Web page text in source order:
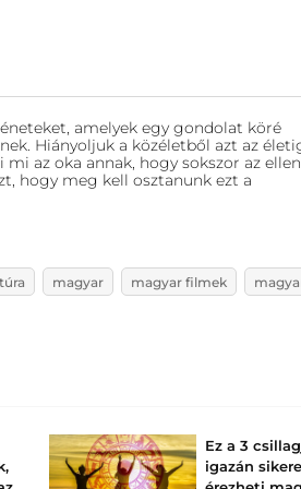
amelyek egy gondolat köré
Hiányoljuk a közéletből azt az
az oka annak, hogy sokszor az
hogy meg kell osztanunk ezt a
magyar magyar filmek
Ez a 3
igazán